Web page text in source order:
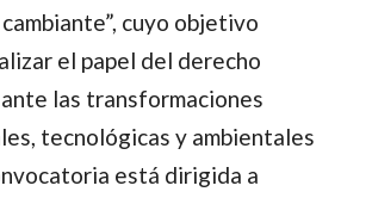
cuyo objetivo
el papel del derecho
las transformaciones
tecnológicas y ambientales
está dirigida a